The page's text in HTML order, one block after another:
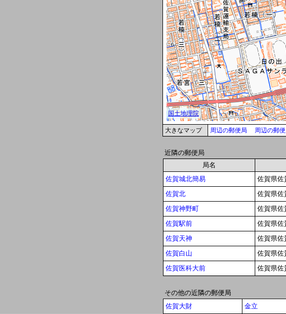
大きなマップ 周辺の郵便局 周辺の郵
近隣の郵便局
局名
佐賀城北簡易
佐賀県佐
佐賀北
佐賀県佐
佐賀神野町
佐賀県佐
佐賀駅前
佐賀県佐
佐賀天神
佐賀県佐
佐賀白山
佐賀県佐
佐賀医科大前
佐賀県佐
その他の近隣の郵便局
佐賀大財
金立